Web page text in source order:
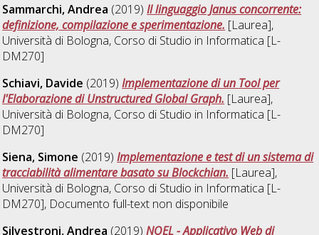
Sammarchi, Andrea (2019)Il linguaggio Janus concorrente:
definizione, compilazione e sperimentazione. [Laurea],
Università di Bologna, Corso di Studio in Informatica [L-
DM270]
Schiavi, Davide (2019)Implementazione di un Tool per
l'Elaborazione di Unstructured Global Graph. [Laurea],
Università di Bologna, Corso di Studio in Informatica [L-
DM270]
Siena, Simone (2019)Implementazione e test di un sistema di
tracciabilità alimentare basato su Blockchian. [Laurea],
Università di Bologna, Corso di Studio in Informatica [L-
DM270], Documento full-text non disponibile
Silvestroni, Andrea (2019)NOEL - Applicativo Web di